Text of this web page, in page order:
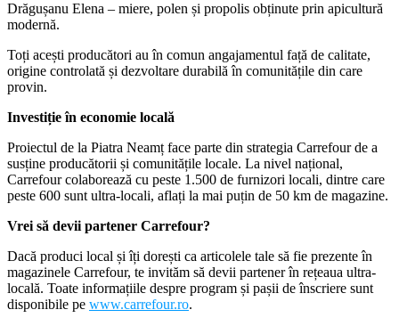
Drăgușanu Elena – miere, polen și propolis obținute prin apicultură
modernă.
Toți acești producători au în comun angajamentul față de calitate,
origine controlată și dezvoltare durabilă în comunitățile din care
provin.
Investiție în economie locală
Proiectul de la Piatra Neamț face parte din strategia Carrefour de a
susține producătorii și comunitățile locale. La nivel național,
Carrefour colaborează cu peste 1.500 de furnizori locali, dintre care
peste 600 sunt ultra-locali, aflați la mai puțin de 50 km de magazine.
Vrei să devii partener Carrefour?
Dacă produci local și îți dorești ca articolele tale să fie prezente în
magazinele Carrefour, te invităm să devii partener în rețeaua ultra-
locală. Toate informațiile despre program și pașii de înscriere sunt
disponibile pe www.carrefour.ro.